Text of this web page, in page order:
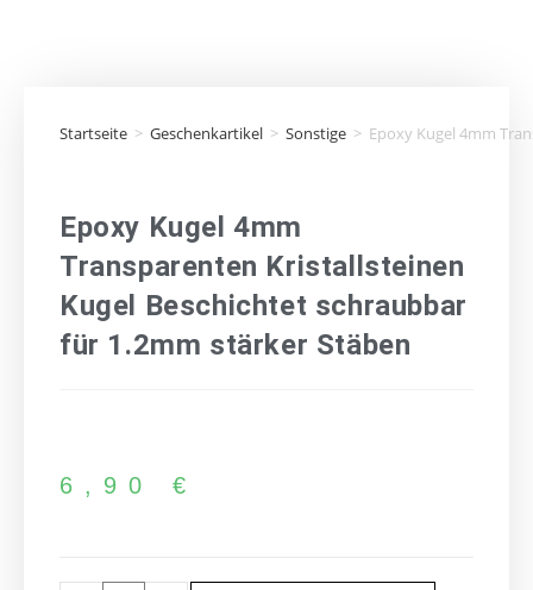
Startseite > Geschenkartikel > Sonstige > Epoxy Kugel 4mm
Epoxy Kugel 4mm
Transparenten Kristallsteinen
Kugel Beschichtet schraubbar
für 1.2mm stärker Stäben
6,90 €